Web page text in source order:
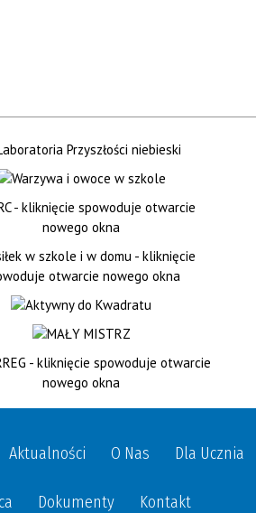
Aktualności O Nas Dla Ucznia
Dokumenty Kontakt